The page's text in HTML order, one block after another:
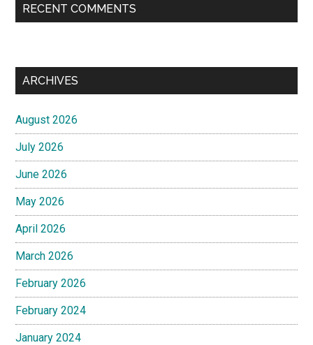
RECENT COMMENTS
ARCHIVES
August 2026
July 2026
June 2026
May 2026
April 2026
March 2026
February 2026
February 2024
January 2024